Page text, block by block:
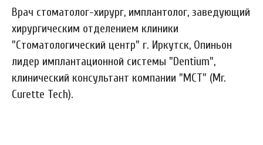
Врач стоматолог-хирург, имплантолог, заведующий
хирургическим отделением клиники
"Стоматологический центр" г. Иркутск, Опиньон
лидер имплантационной системы "Dentium",
клинический консультант компании "МСТ" (Mr.
Curette Tech).